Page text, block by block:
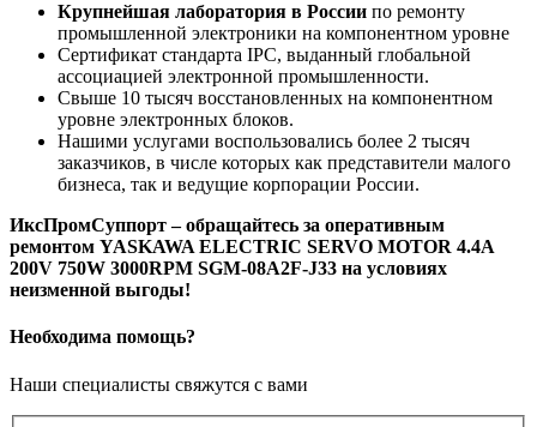
Крупнейшая лаборатория в России по ремонту
промышленной электроники на компонентном уровне
Сертификат стандарта IPC, выданный глобальной
ассоциацией электронной промышленности.
Свыше 10 тысяч восстановленных на компонентном
уровне электронных блоков.
Нашими услугами воспользовались более 2 тысяч
заказчиков, в числе которых как представители малого
бизнеса, так и ведущие корпорации России.
ИксПромСуппорт – обращайтесь за оперативным
ремонтом YASKAWA ELECTRIC SERVO MOTOR 4.4A
200V 750W 3000RPM SGM-08A2F-J33 на условиях
неизменной выгоды!
Необходима помощь?
Наши специалисты свяжутся с вами